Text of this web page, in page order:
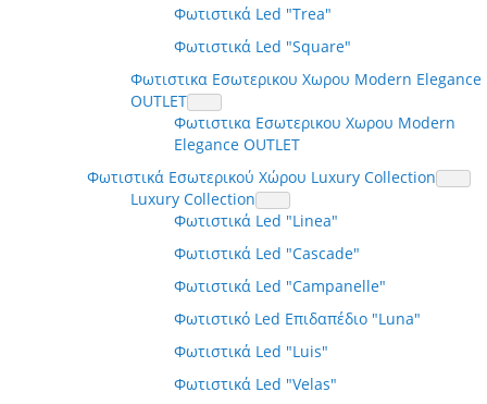
Φωτιστικά Led "Trea"
Φωτιστικά Led "Square"
Φωτιστικα Εσωτερικου Χωρου Modern Elegance
OUTLET
Φωτιστικα Εσωτερικου Χωρου Modern
Elegance OUTLET
Φωτιστικά Εσωτερικού Χώρου Luxury Collection
Luxury Collection
Φωτιστικά Led "Linea"
Φωτιστικά Led "Cascade"
Φωτιστικά Led "Campanelle"
Φωτιστικό Led Επιδαπέδιο "Luna"
Φωτιστικά Led "Luis"
Φωτιστικά Led "Velas"